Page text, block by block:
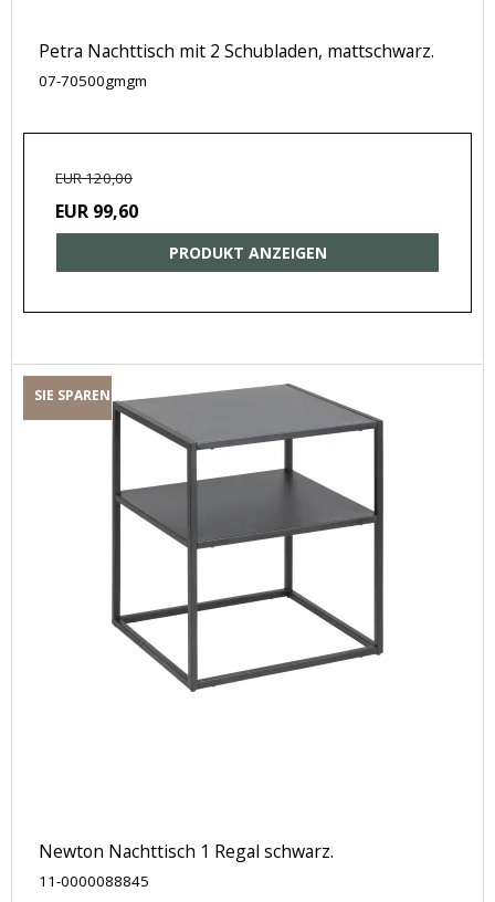
Petra Nachttisch mit 2 Schubladen, mattschwarz.
07-70500gmgm
EUR 120,00
EUR 99,60
PRODUKT ANZEIGEN
SIE SPAREN
Newton Nachttisch 1 Regal schwarz.
11-0000088845